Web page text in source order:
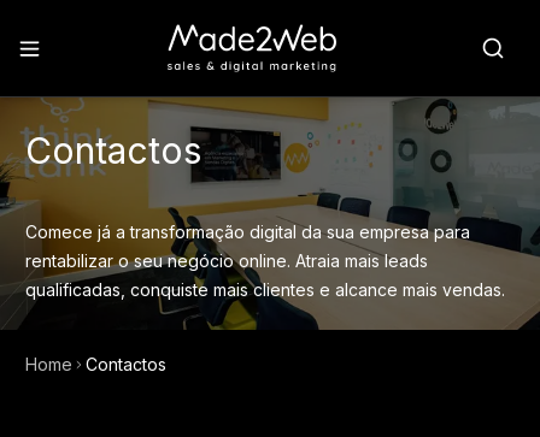
Contactos
Comece já a transformação digital da sua empresa para
rentabilizar o seu negócio online. Atraia mais leads
qualificadas, conquiste mais clientes e alcance mais vendas.
Home Contactos